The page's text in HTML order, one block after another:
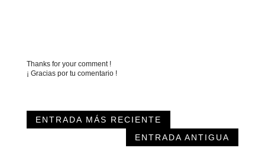
Thanks for your comment !
¡ Gracias por tu comentario !
ENTRADA MÁS RECIENTE
ENTRADA ANTIGUA